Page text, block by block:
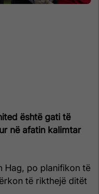
është gati të
në afatin kalimtar
Hag, po planifikon të
të rikthejë ditët